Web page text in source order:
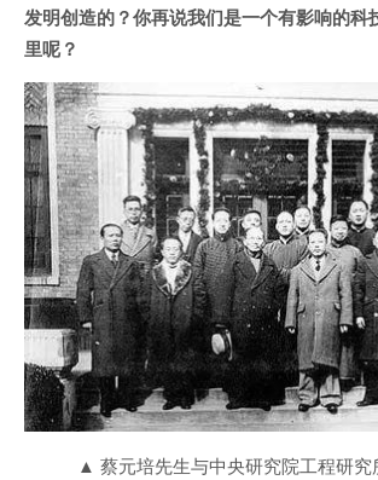
发明创造的？你再说我们是一个有影响的科
里呢？
▲ 蔡元培先生与中央研究院工程研究